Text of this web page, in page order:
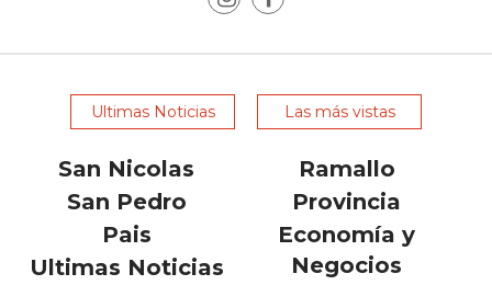
¿CUÁL
PLATAFORMA?
CHANGUITO.COM.AR,
LA
Ultimas Noticias Las más vistas
San Nicolas
Ramallo
San Pedro
Provincia
Pais
Economía y
Negocios
Ultimas Noticias